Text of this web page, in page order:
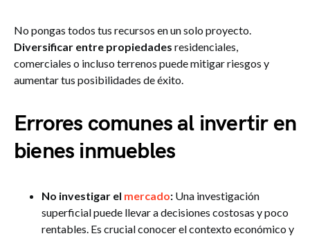
No pongas todos tus recursos en un solo proyecto.
Diversificar entre propiedades residenciales,
comerciales o incluso terrenos puede mitigar riesgos y
aumentar tus posibilidades de éxito.
Errores comunes al invertir en
bienes inmuebles
No investigar el mercado: Una investigación
superficial puede llevar a decisiones costosas y poco
rentables. Es crucial conocer el contexto económico y